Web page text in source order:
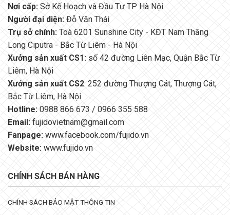
Nơi cấp: Sở Kế Hoạch và Đầu Tư TP Hà Nội.
Người đại diện: Đỗ Văn Thái
Trụ sở chính: Toà 6201 Sunshine City - KĐT Nam Thăng
Long Ciputra - Bắc Từ Liêm - Hà Nội
Xưởng sản xuất CS1: số 42 đường Liên Mạc, Quận Bắc Từ
Liêm, Hà Nội
Xưởng sản xuất CS2: 252 đường Thượng Cát, Thượng Cát,
Bắc Từ Liêm, Hà Nội
Hotline:0988 866 673 / 0966 355 588
Email: fujidovietnam@gmail.com
Fanpage:www.facebook.com/fujido.vn
Website: www.fujido.vn
CHÍNH SÁCH BÁN HÀNG
CHÍNH SÁCH BẢO MẬT THÔNG TIN